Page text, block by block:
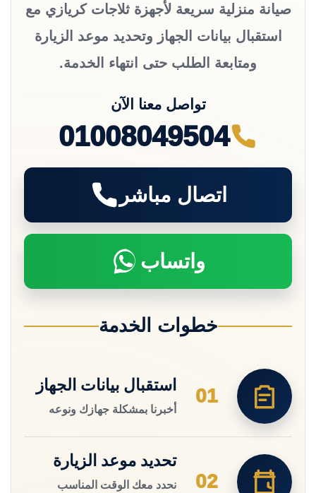
صيانة منزلية سريعة لأجهزة ثلاجات كريازي مع
استقبال بيانات الجهاز وتحديد موعد الزيارة
ومتابعة الطلب حتى انتهاء الخدمة.
تواصل معنا الآن
01008049504
اتصال مباشر
واتساب
خطوات الخدمة
01
استقبال بيانات الجهاز
أخبرنا بمشكلة جهازك ونوعه
02
تحديد موعد الزيارة
نحدد معك الوقت المناسب